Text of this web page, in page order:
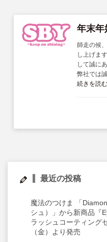
店舗情報 年末年
師走の候
し上げま
して誠に
弊社では
続きを読
最近の投稿
魔法のつけま 「
シュ）」から新商品『
ラッシュコーティング
（金）より発売